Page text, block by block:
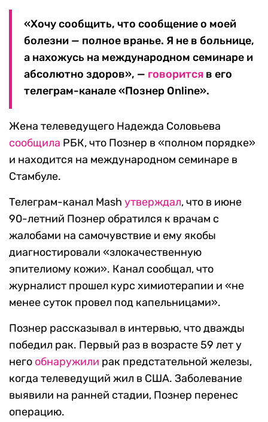
«Хочу сообщить, что сообщение о моей
болезни — полное вранье. Я не в больнице,
а нахожусь на международном семинаре и
абсолютно здоров», — говорится в его
телеграм-канале «Познер Online».
Жена телеведущего Надежда Соловьева
сообщила РБК, что Познер в «полном порядке»
и находится на международном семинаре в
Стамбуле.
Телеграм-канал Mash утверждал, что в июне
90-летний Познер обратился к врачам с
жалобами на самочувствие и ему якобы
диагностировали «злокачественную
эпителиому кожи». Канал сообщал, что
журналист прошел курс химиотерапии и «не
менее суток провел под капельницами».
Познер рассказывал в интервью, что дважды
победил рак. Первый раз в возрасте 59 лет у
него обнаружили рак предстательной железы,
когда телеведущий жил в США. Заболевание
выявили на ранней стадии, Познер перенес
операцию.